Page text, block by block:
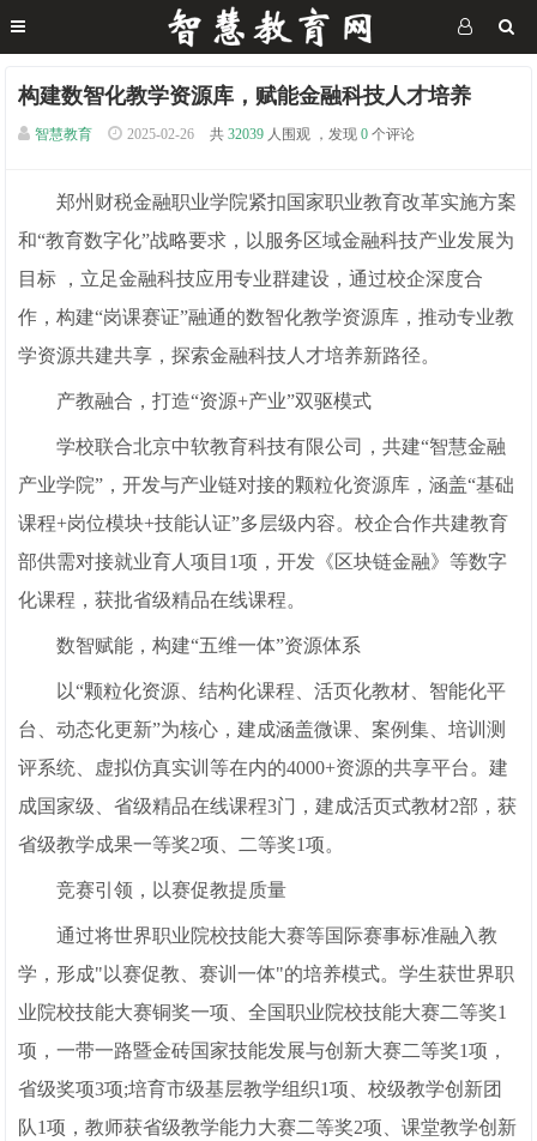
构建数智化教学资源库，赋能金融科技人才培养
智慧教育 2025-02-26 共 32039 人围观 ，发现 0 个评论
郑州财税金融职业学院紧扣国家职业教育改革实施方案
和“教育数字化”战略要求，以服务区域金融科技产业发展为
目标 ，立足金融科技应用专业群建设，通过校企深度合
作，构建“岗课赛证”融通的数智化教学资源库，推动专业教
学资源共建共享，探索金融科技人才培养新路径。
产教融合，打造“资源+产业”双驱模式
学校联合北京中软教育科技有限公司，共建“智慧金融
产业学院”，开发与产业链对接的颗粒化资源库，涵盖“基础
课程+岗位模块+技能认证”多层级内容。校企合作共建教育
部供需对接就业育人项目1项，开发《区块链金融》等数字
化课程，获批省级精品在线课程。
数智赋能，构建“五维一体”资源体系
以“颗粒化资源、结构化课程、活页化教材、智能化平
台、动态化更新”为核心，建成涵盖微课、案例集、培训测
评系统、虚拟仿真实训等在内的4000+资源的共享平台。建
成国家级、省级精品在线课程3门，建成活页式教材2部，获
省级教学成果一等奖2项、二等奖1项。
竞赛引领，以赛促教提质量
通过将世界职业院校技能大赛等国际赛事标准融入教
学，形成"以赛促教、赛训一体"的培养模式。学生获世界职
业院校技能大赛铜奖一项、全国职业院校技能大赛二等奖1
项，一带一路暨金砖国家技能发展与创新大赛二等奖1项，
省级奖项3项;培育市级基层教学组织1项、校级教学创新团
队1项，教师获省级教学能力大赛二等奖2项、课堂教学创新